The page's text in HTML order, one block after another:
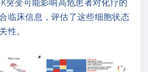
突变可能影响高危患者对化疗的
临床信息，评估了这些细胞状态
性。